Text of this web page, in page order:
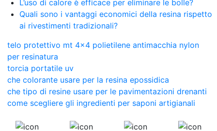
L’uso di calore è efficace per eliminare le bolle?
Quali sono i vantaggi economici della resina rispetto
ai rivestimenti tradizionali?
telo protettivo mt 4x4 polietilene antimacchia nylon
per resinatura
torcia portatile uv
che colorante usare per la resina epossidica
che tipo di resine usare per le pavimentazioni drenanti
come scegliere gli ingredienti per saponi artigianali